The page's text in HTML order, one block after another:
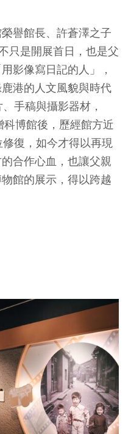
譽館長、許蒼澤之子
只是開展首日，也是父
影像寫日記的人」，
港的人文風貌與時代
手稿與攝影器材，
博館後，歷經館方近
復，如今才得以再現
合作心血，也讓父親
館的展示，得以跨越